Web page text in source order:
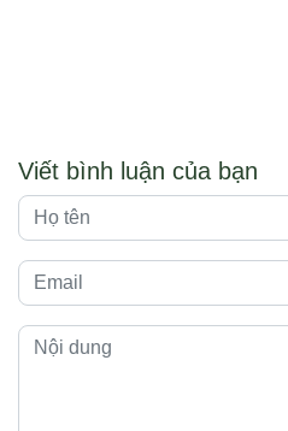
Viết bình luận của bạn